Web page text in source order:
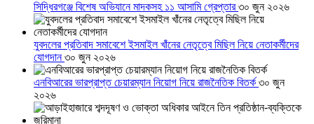
সিদ্ধিরগঞ্জে বিশেষ অভিযানে মাদকসহ ১১ আসামি গ্রেপ্তার৩০ জুন ২০২৬
যুবদলের প্রতিবাদ সমাবেশে ইসমাইল খাঁনের নেতৃত্বে মিছিল নিয়ে নেতাকর্মীদের
যোগদান৩০ জুন ২০২৬
এনবিআরের ভারপ্রাপ্ত চেয়ারম্যান নিয়োগ নিয়ে রাজনৈতিক বিতর্ক ৩০ জুন
২০২৬